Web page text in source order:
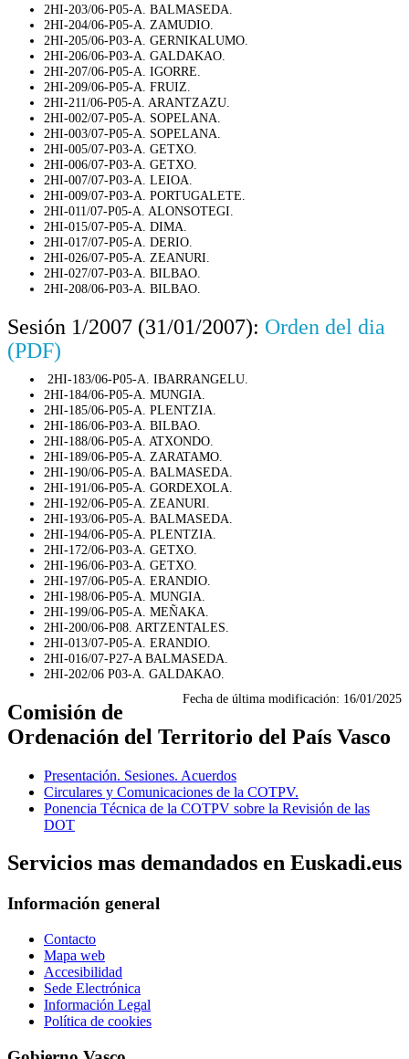
2HI-203/06-P05-A. BALMASEDA.
2HI-204/06-P05-A. ZAMUDIO.
2HI-205/06-P03-A. GERNIKALUMO.
2HI-206/06-P03-A. GALDAKAO.
2HI-207/06-P05-A. IGORRE.
2HI-209/06-P05-A. FRUIZ.
2HI-211/06-P05-A. ARANTZAZU.
2HI-002/07-P05-A. SOPELANA.
2HI-003/07-P05-A. SOPELANA.
2HI-005/07-P03-A. GETXO.
2HI-006/07-P03-A. GETXO.
2HI-007/07-P03-A. LEIOA.
2HI-009/07-P03-A. PORTUGALETE.
2HI-011/07-P05-A. ALONSOTEGI.
2HI-015/07-P05-A. DIMA.
2HI-017/07-P05-A. DERIO.
2HI-026/07-P05-A. ZEANURI.
2HI-027/07-P03-A. BILBAO.
2HI-208/06-P03-A. BILBAO.
Sesión 1/2007 (31/01/2007): Orden del dia
(PDF)
2HI-183/06-P05-A. IBARRANGELU.
2HI-184/06-P05-A. MUNGIA.
2HI-185/06-P05-A. PLENTZIA.
2HI-186/06-P03-A. BILBAO.
2HI-188/06-P05-A. ATXONDO.
2HI-189/06-P05-A. ZARATAMO.
2HI-190/06-P05-A. BALMASEDA.
2HI-191/06-P05-A. GORDEXOLA.
2HI-192/06-P05-A. ZEANURI.
2HI-193/06-P05-A. BALMASEDA.
2HI-194/06-P05-A. PLENTZIA.
2HI-172/06-P03-A. GETXO.
2HI-196/06-P03-A. GETXO.
2HI-197/06-P05-A. ERANDIO.
2HI-198/06-P05-A. MUNGIA.
2HI-199/06-P05-A. MEÑAKA.
2HI-200/06-P08. ARTZENTALES.
2HI-013/07-P05-A. ERANDIO.
2HI-016/07-P27-A BALMASEDA.
2HI-202/06 P03-A. GALDAKAO.
Fecha de última modificación: 16/01/2025
Comisión de
Ordenación del Territorio del País Vasco
Presentación. Sesiones. Acuerdos
Circulares y Comunicaciones de la COTPV.
Ponencia Técnica de la COTPV sobre la Revisión de las
DOT
Servicios mas demandados en Euskadi.eus
Información general
Contacto
Mapa web
Accesibilidad
Sede Electrónica
Información Legal
Política de cookies